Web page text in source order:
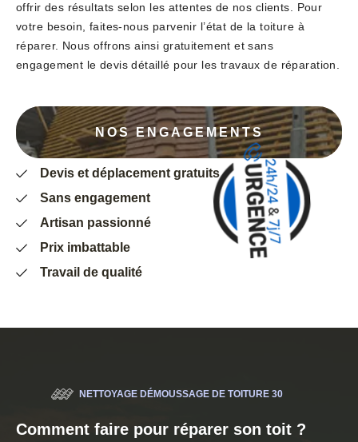
offrir des résultats selon les attentes de nos clients. Pour
votre besoin, faites-nous parvenir l’état de la toiture à
réparer. Nous offrons ainsi gratuitement et sans
engagement le devis détaillé pour les travaux de réparation.
NOS ENGAGEMENTS
Devis et déplacement gratuits
Sans engagement
Artisan passionné
Prix imbattable
Travail de qualité
NETTOYAGE DÉMOUSSAGE DE TOITURE 30
Comment faire pour réparer son toit ?